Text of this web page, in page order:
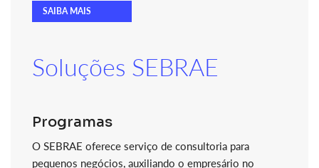
SAIBA MAIS
Soluções SEBRAE
Programas
O SEBRAE oferece serviço de consultoria para
pequenos negócios, auxiliando o empresário no